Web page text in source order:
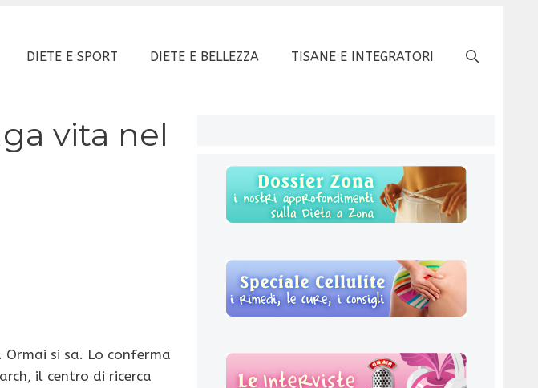
DIETE E SPORT DIETE E BELLEZZA TISANE E INTEGRATORI
vita nel
si sa. Lo conferma
il centro di ricerca